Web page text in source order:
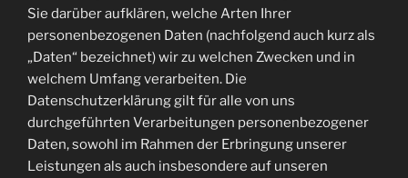
Sie darüber aufklären, welche Arten Ihrer
personenbezogenen Daten (nachfolgend auch kurz als
„Daten“ bezeichnet) wir zu welchen Zwecken und in
welchem Umfang verarbeiten. Die
Datenschutzerklärung gilt für alle von uns
durchgeführten Verarbeitungen personenbezogener
Daten, sowohl im Rahmen der Erbringung unserer
Leistungen als auch insbesondere auf unseren